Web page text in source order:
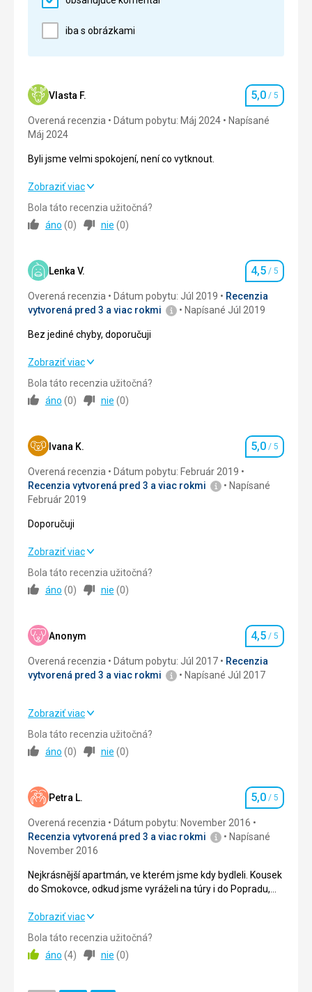
iba s obrázkami
Vlasta F. Hodnotenie
5,0 / 5
Overená recenzia Dátum pobytu: Máj 2024
Napísané
Máj 2024
Byli jsme velmi spokojení, není co vytknout.
Byli jsme velmi spokojení, není co vytknout.
Strava
Okolie 5,0/ 5
Služby 5,0
Ubytovanie
Čisté a prostorné apartmány. Velmi hezké ubytování.
Táto recenzia bola preložená automaticky pomocou
Zobraziť viac
Bola táto recenzia užitočná?
áno (0) nie (0)
Lenka V. Hodnotenie
4,5 / 5
Overená recenzia Dátum pobytu: Júl 2019
Recenzia
vytvorená pred 3 a viac rokmi
Napísané Júl 2019
Bez jediné chyby, doporučuji
Bez jediné chyby, doporučuji
Ubytovanie
Služby 4,0/ 5
Cena
v ceně jsme neměli započtenou stravu - nemohu tak
čisté, útulné, doporučuji
Táto recenzia bola preložená automaticky pomocou
Zobraziť viac
Bola táto recenzia užitočná?
áno (0) nie (0)
Ivana K. Hodnotenie
5,0 / 5
Overená recenzia
Dátum pobytu: Február 2019
Recenzia vytvorená pred 3 a viac rokmi
Napísané
Február 2019
Doporučuji
Doporučuji
Strava
Okolie 5,0/ 5
Služby 5,0
Zobraziť viac
Bola táto recenzia užitočná?
áno (0) nie (0)
Anonym Hodnotenie
4,5 / 5
Overená recenzia Dátum pobytu: Júl 2017
Recenzia
vytvorená pred 3 a viac rokmi
Napísané Júl 2017
Ubytovanie
Služby 4,0/ 5
Cena 4,0
Zobraziť viac
Bola táto recenzia užitočná?
áno (0) nie (0)
Petra L. Hodnotenie
5,0 / 5
Overená recenzia
Dátum pobytu: November 2016
Recenzia vytvorená pred 3 a viac rokmi
Napísané
November 2016
Nejkrásnější apartmán, ve kterém jsme kdy bydleli. Kousek
do Smokovce, odkud jsme vyráželi na túry i do Popradu,
Nejkrásnější apartmán, ve kterém jsme kdy bydleli. Kousek
kam jsme si mohli zajet nakoupit. Skvělá cena.
Zobraziť viac
Bola táto recenzia užitočná?
áno (4) nie (0)